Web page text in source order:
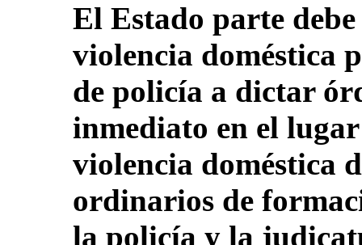
El Estado parte
violencia doméstica
de policía a dictar
inmediato en el
violencia doméstica
ordinarios de
la policía y la